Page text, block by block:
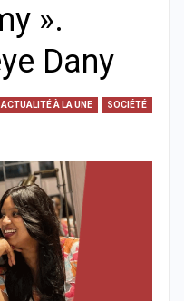
».
Dany
ACTUALITÉ À LA UNE SOCIÉTÉ